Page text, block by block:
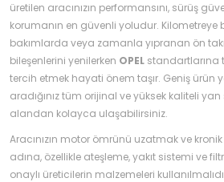
Şifre
Beni
hatırla
Şifremi
unuttum
üretilen aracınızın performansını, sürüş
korumanın en güvenli yoludur. Kilometreye
bakımlarda veya zamanla yıpranan ön
bileşenlerini yenilerken OPEL standartlarına
tercih etmek hayati önem taşır. Geniş ürün
aradığınız tüm orijinal ve yüksek kaliteli
alandan kolayca ulaşabilirsiniz.
Aracınızın motor ömrünü uzatmak ve
adına, özellikle ateşleme, yakıt sistemi ve
onaylı üreticilerin malzemeleri